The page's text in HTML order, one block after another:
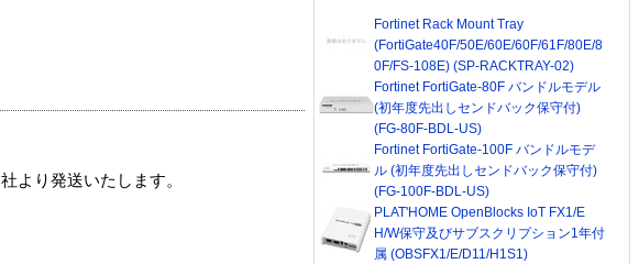
より発送いたします。
Fortinet Rack Mount Tray
(FortiGate40F/50E/60E/60F/61F/80E/8
0F/FS-108E) (SP-RACKTRAY-02)
Fortinet FortiGate-80F バンドルモデル
(初年度先出しセンドバック保守付)
(FG-80F-BDL-US)
Fortinet FortiGate-100F バンドルモデ
ル (初年度先出しセンドバック保守付)
(FG-100F-BDL-US)
PLAT'HOME OpenBlocks IoT FX1/E
H/W保守及びサブスクリプション1年付
属 (OBSFX1/E/D11/H1S1)